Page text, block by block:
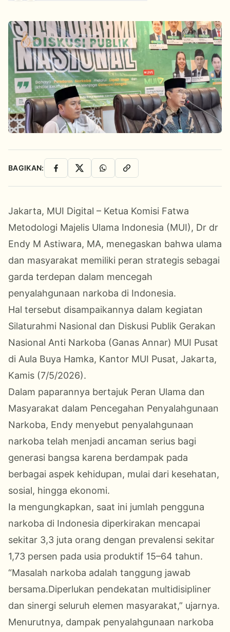
BAGIKAN: Facebook
X WhatsAppSalin Link
Jakarta, MUI Digital – Ketua Komisi Fatwa
Metodologi Majelis Ulama Indonesia (MUI), Dr dr
Endy M Astiwara, MA, menegaskan bahwa ulama
dan masyarakat memiliki peran strategis sebagai
garda terdepan dalam mencegah
penyalahgunaan narkoba di Indonesia.
Hal tersebut disampaikannya dalam kegiatan
Silaturahmi Nasional dan Diskusi Publik Gerakan
Nasional Anti Narkoba (Ganas Annar) MUI Pusat
di Aula Buya Hamka, Kantor MUI Pusat, Jakarta,
Kamis (7/5/2026).
Dalam paparannya bertajuk Peran Ulama dan
Masyarakat dalam Pencegahan Penyalahgunaan
Narkoba, Endy menyebut penyalahgunaan
narkoba telah menjadi ancaman serius bagi
generasi bangsa karena berdampak pada
berbagai aspek kehidupan, mulai dari kesehatan,
sosial, hingga ekonomi.
Ia mengungkapkan, saat ini jumlah pengguna
narkoba di Indonesia diperkirakan mencapai
sekitar 3,3 juta orang dengan prevalensi sekitar
1,73 persen pada usia produktif 15–64 tahun.
“Masalah narkoba adalah tanggung jawab
bersama.Diperlukan pendekatan multidisipliner
dan sinergi seluruh elemen masyarakat,” ujarnya.
Menurutnya, dampak penyalahgunaan narkoba